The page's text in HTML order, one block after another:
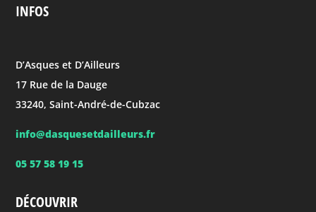
INFOS
D’Asques et D’Ailleurs
17 Rue de la Dauge
33240, Saint-André-de-Cubzac
info@dasquesetdailleurs.fr
05 57 58 19 15
DÉCOUVRIR